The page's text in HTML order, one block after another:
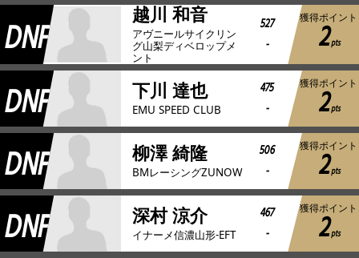
DNF
越川 和音
アヴニールサイクリン
グ山梨ディベロップメ
ント
527
-
獲得ポイント
2pts
DNF 下川 達也
EMU SPEED CLUB
475
-
獲得ポイント
2pts
DNF 柳澤 綺隆
BMレーシングZUNOW
506
-
獲得ポイント
2pts
DNF 深村 涼介
イナーメ信濃山形-EFT
467
-
獲得ポイント
2pts